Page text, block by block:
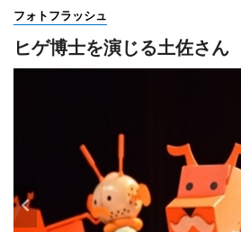
フォトフラッシュ
ヒゲ博士を演じる土佐さん